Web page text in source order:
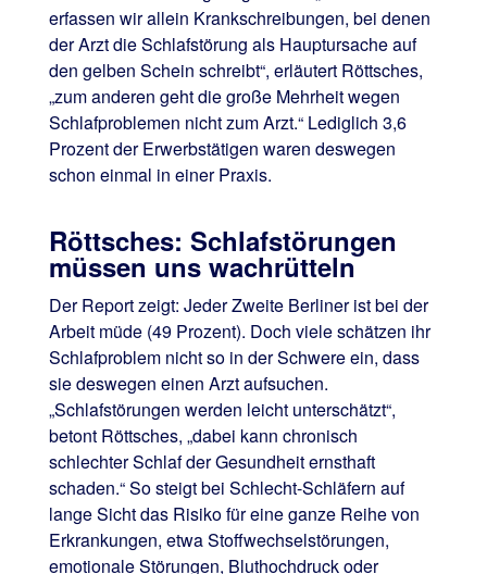
erfassen wir allein Krankschreibungen, bei denen
der Arzt die Schlafstörung als Hauptursache auf
den gelben Schein schreibt“, erläutert Röttsches,
„zum anderen geht die große Mehrheit wegen
Schlafproblemen nicht zum Arzt.“ Lediglich 3,6
Prozent der Erwerbstätigen waren deswegen
schon einmal in einer Praxis.
Röttsches: Schlafstörungen
müssen uns wachrütteln
Der Report zeigt: Jeder Zweite Berliner ist bei der
Arbeit müde (49 Prozent). Doch viele schätzen ihr
Schlafproblem nicht so in der Schwere ein, dass
sie deswegen einen Arzt aufsuchen.
„Schlafstörungen werden leicht unterschätzt“,
betont Röttsches, „dabei kann chronisch
schlechter Schlaf der Gesundheit ernsthaft
schaden.“ So steigt bei Schlecht-Schläfern auf
lange Sicht das Risiko für eine ganze Reihe von
Erkrankungen, etwa Stoffwechselstörungen,
emotionale Störungen, Bluthochdruck oder